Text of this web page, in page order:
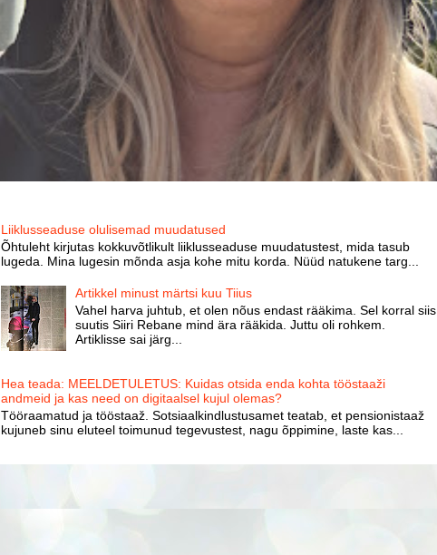
Liiklusseaduse olulisemad muudatused
Õhtuleht kirjutas kokkuvõtlikult liiklusseaduse muudatustest, mida tasub
lugeda. Mina lugesin mõnda asja kohe mitu korda. Nüüd natukene targ...
Artikkel minust märtsi kuu Tiius
Vahel harva juhtub, et olen nõus endast rääkima. Sel korral siis
suutis Siiri Rebane mind ära rääkida. Juttu oli rohkem.
Artiklisse sai järg...
Hea teada: MEELDETULETUS: Kuidas otsida enda kohta tööstaaži
andmeid ja kas need on digitaalsel kujul olemas?
Tööraamatud ja tööstaaž. Sotsiaalkindlustusamet teatab, et pensionistaaž
kujuneb sinu eluteel toimunud tegevustest, nagu õppimine, laste kas...